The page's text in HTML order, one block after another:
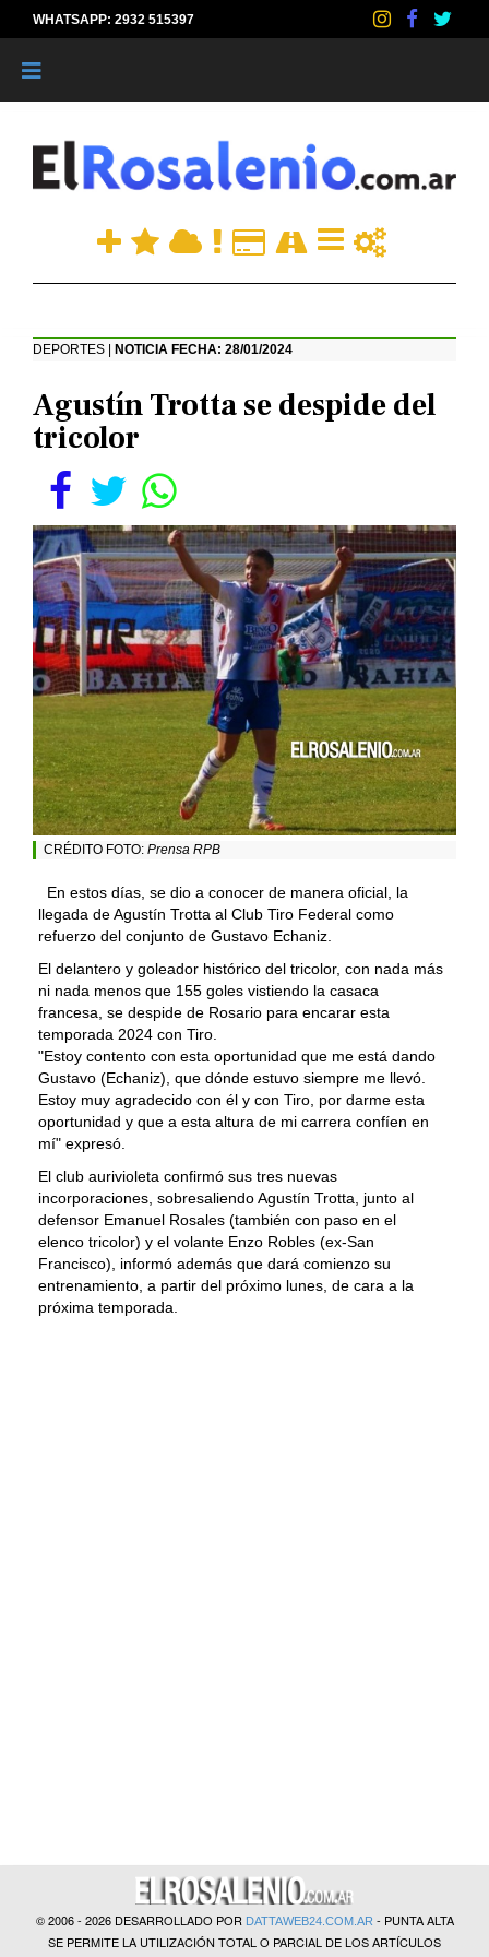
WHATSAPP: 2932 515397
DEPORTES | NOTICIA FECHA: 28/01/2024
Agustín Trotta se despide del
tricolor
CRÉDITO FOTO: Prensa RPB
En estos días, se dio a conocer de manera oficial, la
llegada de Agustín Trotta al Club Tiro Federal como
refuerzo del conjunto de Gustavo Echaniz.
El delantero y goleador histórico del tricolor, con nada más
ni nada menos que 155 goles vistiendo la casaca
francesa, se despide de Rosario para encarar esta
temporada 2024 con Tiro.
"Estoy contento con esta oportunidad que me está dando
Gustavo (Echaniz), que dónde estuvo siempre me llevó.
Estoy muy agradecido con él y con Tiro, por darme esta
oportunidad y que a esta altura de mi carrera confíen en
mí" expresó.
El club aurivioleta confirmó sus tres nuevas
incorporaciones, sobresaliendo Agustín Trotta, junto al
defensor Emanuel Rosales (también con paso en el
elenco tricolor) y el volante Enzo Robles (ex-San
Francisco), informó además que dará comienzo su
entrenamiento, a partir del próximo lunes, de cara a la
próxima temporada.
© 2006 - 2026 DESARROLLADO POR DATTAWEB24.COM.AR- PUNTA ALTA
SE PERMITE LA UTILIZACIÓN TOTAL O PARCIAL DE LOS ARTÍCULOS